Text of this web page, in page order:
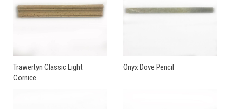
Trawertyn Classic Light
Cornice
Onyx Dove Pencil